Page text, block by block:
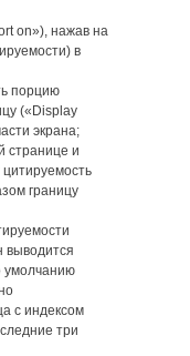
on»), нажав на
в
порцию
(«Display
экрана;
странице и
границу
выводится
умолчанию
с индексом
три